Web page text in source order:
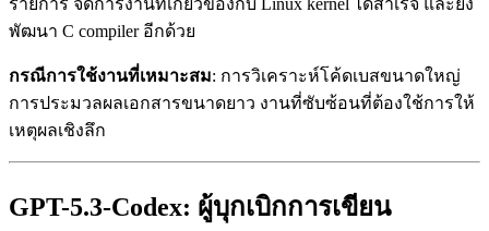
รายการ จัดการงานที่เกี่ยวข้องกับ Linux kernel ได้สำเร็จ และยัง
พัฒนา C compiler อีกด้วย
กรณีการใช้งานที่เหมาะสม: การวิเคราะห์โค้ดเบสขนาดใหญ่
การประมวลผลเอกสารขนาดยาว งานที่ซับซ้อนที่ต้องใช้การให้
เหตุผลเชิงลึก
GPT-5.3-Codex: ผู้บุกเบิกการเขียน